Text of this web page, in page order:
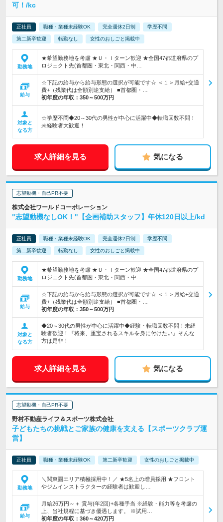
可！/kc
正社員 職種・業種未経験OK 完全週休2日制 学歴不問
第二新卒歓迎 転勤なし 女性のおしごと掲載中
勤務地
★希望勤務地を考慮 ★Ｕ・Ｉターン歓迎 ★全国47都道府県のプ
ロジェクト先(首都圏・東北・関西・中…
給与
☆下記の給与から給与形態の選択が可能です☆ ＜１＞月給+交通
費+（残業代は全額別途支給） ■首都圏・…
初年度の年収： 350～500万円
対象と
なる方
☆学歴不問◆20～30代の男性が中心に活躍中◆転職回数不問！
未経験者大歓迎！
求人詳細を見る 気になる
志望動機・自己PR不要
株式会社ワールドコーポレーション
"志望動機なしOK！"【企画補助スタッフ】年休120日以上/kd
正社員 職種・業種未経験OK 完全週休2日制 学歴不問
第二新卒歓迎 転勤なし 女性のおしごと掲載中
勤務地
★希望勤務地を考慮 ★Ｕ・Ｉターン歓迎 ★全国47都道府県のプ
ロジェクト先(首都圏・東北・関西・中…
給与
☆下記の給与から給与形態の選択が可能です☆ ＜１＞月給+交通
費+（残業代は全額別途支給） ■首都圏・…
初年度の年収： 350～500万円
対象と
なる方
◆20～30代の男性が中心に活躍中◆経験・転職回数不問！未経
験者歓迎！『将来、重宝されるスキルを身に付けたい』そんな
方は是非！
求人詳細を見る 気になる
志望動機・自己PR不要
野村不動産ライフ＆スポーツ株式会社
子どもたちの挑戦とご家族の健康を支える【スポーツクラブ運
営】
正社員 職種・業種未経験OK 第二新卒歓迎 女性のおしごと掲載中
勤務地
＼関東圏エリア積極採用中！／ ★5名上の増員採用 ★フロント
やジムインストラクターの経験者は歓迎し…
給与
月給26万円～＋ 賞与(年2回)+各種手当 ※経験・能力等を考慮の
上、当社規程に基づき優遇します。 ※試用…
初年度の年収： 360～420万円